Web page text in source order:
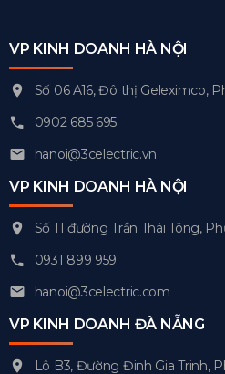
VP KINH DOANH HÀ NỘI
Số 06 A16, Đô thị Geleximco,
0902 685 695
hanoi@3celectric.vn
VP KINH DOANH HÀ NỘI
Số 11 đường Trần Thái Tông,
0931 899 959
hanoi@3celectric.com
VP KINH DOANH ĐÀ NẴNG
Lô B3, Đường Đinh Gia Trinh,